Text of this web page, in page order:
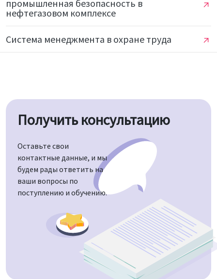
промышленная безопасность в
нефтегазовом комплексе
Система менеджмента в охране труда
Получить консультацию
Оставьте свои
контактные данные, и мы
будем рады ответить на
ваши вопросы по
поступлению и обучению.